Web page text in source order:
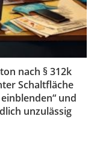
nach § 312k
Schaltfläche
und
unzulässig